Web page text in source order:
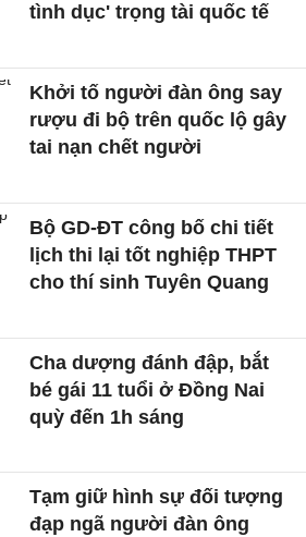
tình dục' trọng tài quốc tế
Khởi tố người đàn ông say
rượu đi bộ trên quốc lộ gây
tai nạn chết người
Bộ GD-ĐT công bố chi tiết
lịch thi lại tốt nghiệp THPT
cho thí sinh Tuyên Quang
Cha dượng đánh đập, bắt
bé gái 11 tuổi ở Đồng Nai
quỳ đến 1h sáng
Tạm giữ hình sự đối tượng
đạp ngã người đàn ông